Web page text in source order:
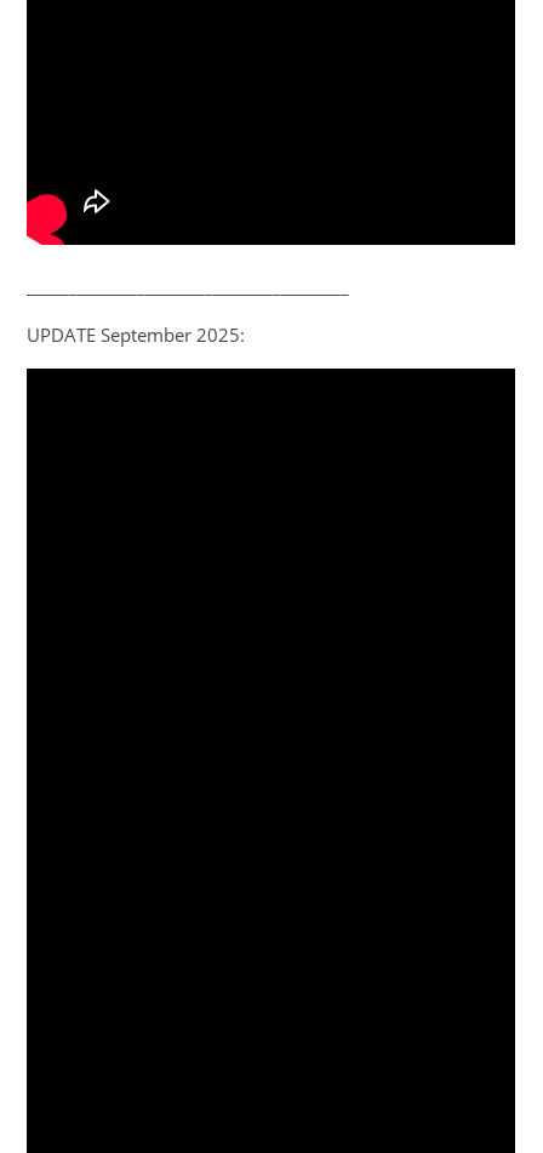
UPDATE September 2025: